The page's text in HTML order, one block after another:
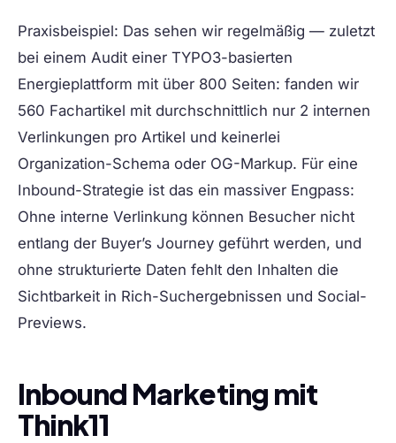
Praxisbeispiel: Das sehen wir regelmäßig — zuletzt
bei einem Audit einer TYPO3-basierten
Energieplattform mit über 800 Seiten: fanden wir
560 Fachartikel mit durchschnittlich nur 2 internen
Verlinkungen pro Artikel und keinerlei
Organization-Schema oder OG-Markup. Für eine
Inbound-Strategie ist das ein massiver Engpass:
Ohne interne Verlinkung können Besucher nicht
entlang der Buyer’s Journey geführt werden, und
ohne strukturierte Daten fehlt den Inhalten die
Sichtbarkeit in Rich-Suchergebnissen und Social-
Previews.
Inbound Marketing mit
Think11